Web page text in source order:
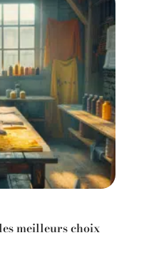
meilleurs choix